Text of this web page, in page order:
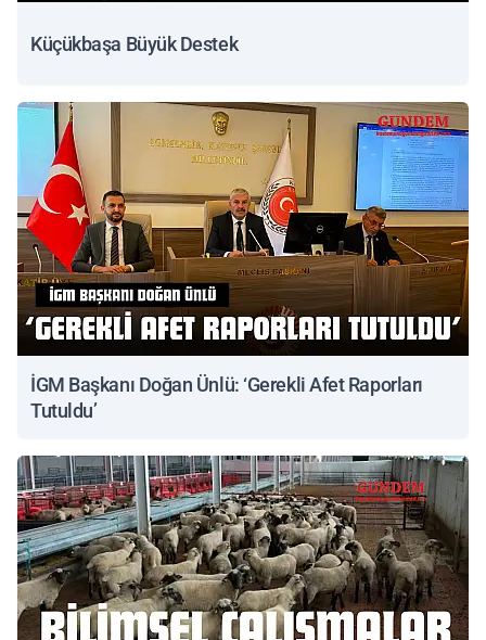
Küçükbaşa Büyük Destek
İGM Başkanı Doğan Ünlü: ‘Gerekli Afet Raporları
Tutuldu’